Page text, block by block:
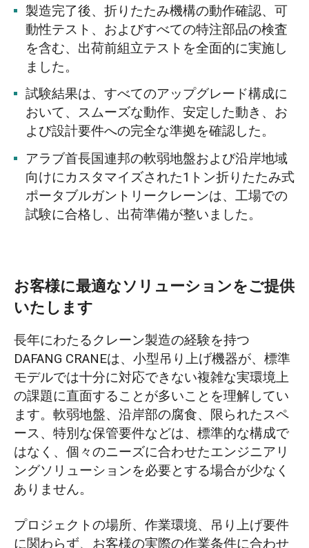
製造完了後、折りたたみ機構の動作確認、可
動性テスト、およびすべての特注部品の検査
を含む、出荷前組立テストを全面的に実施し
ました。
試験結果は、すべてのアップグレード構成に
おいて、スムーズな動作、安定した動き、お
よび設計要件への完全な準拠を確認した。
アラブ首長国連邦の軟弱地盤および沿岸地域
向けにカスタマイズされた1トン折りたたみ式
ポータブルガントリークレーンは、工場での
試験に合格し、出荷準備が整いました。
お客様に最適なソリューションをご提供
いたします
長年にわたるクレーン製造の経験を持つ
DAFANG CRANEは、小型吊り上げ機器が、標準
モデルでは十分に対応できない複雑な実環境上
の課題に直面することが多いことを理解してい
ます。軟弱地盤、沿岸部の腐食、限られたスペ
ース、特別な保管要件などは、標準的な構成で
はなく、個々のニーズに合わせたエンジニアリ
ングソリューションを必要とする場合が少なく
ありません。
プロジェクトの場所、作業環境、吊り上げ要件
に関わらず、お客様の実際の作業条件に合わせ